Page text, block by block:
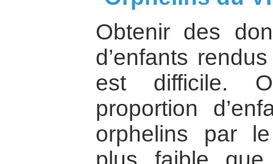
Obtenir des
d’enfants
est difficile.
proportion
orphelins par